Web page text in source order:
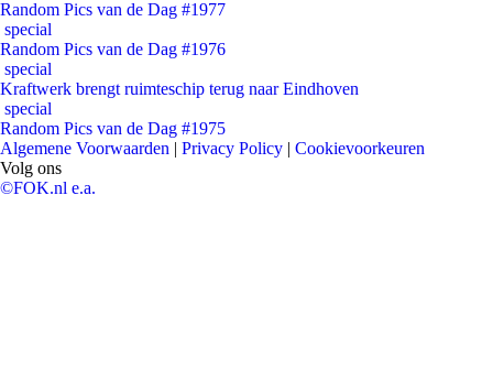
Random Pics van de Dag #1977
special
Random Pics van de Dag #1976
special
Kraftwerk brengt ruimteschip terug naar Eindhoven
special
Random Pics van de Dag #1975
Algemene Voorwaarden | Privacy Policy | Cookievoorkeuren
Volg ons
©FOK.nl e.a.